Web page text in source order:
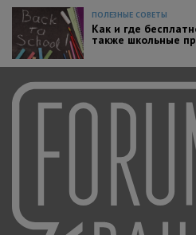
ПОЛЕЗНЫЕ СОВЕТЫ
Как и где
также школьные